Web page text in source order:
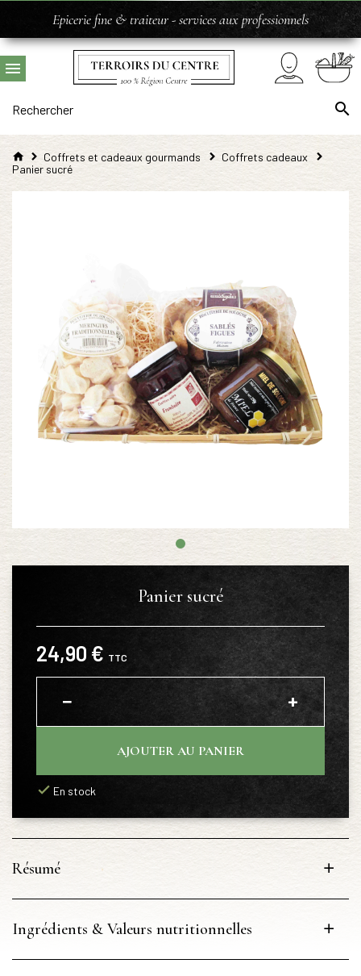
Epicerie fine & traiteur - services aux professionnels
Coffrets et cadeaux gourmands
Coffrets cadeaux
Panier sucré
Panier sucré
24,90 € TTC
− +
AJOUTER AU PANIER
En stock
Résumé
Ingrédients & Valeurs nutritionnelles